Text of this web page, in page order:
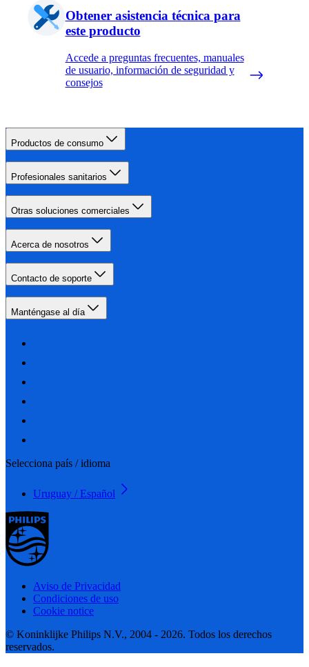
Obtener asistencia técnica para
este producto
Accede a preguntas frecuentes, manuales
de usuario, información de seguridad y
consejos
Productos de consumo
Profesionales sanitarios
Otras soluciones comerciales
Acerca de nosotros
Contacto de soporte
Manténgase al día
Selecciona país / idioma
Uruguay / Español
Aviso de Privacidad
Condiciones de uso
Cookie notice
© Koninklijke Philips N.V., 2004 - 2026. Todos los derechos
reservados.